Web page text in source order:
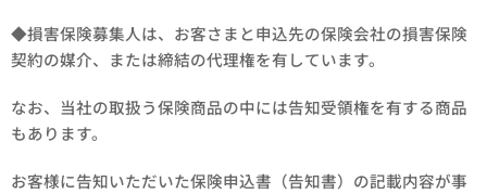
◆損害保険募集人は、お客さまと申込先の保険会社の損害保険
契約の媒介、または締結の代理権を有しています。
なお、当社の取扱う保険商品の中には告知受領権を有する商品
もあります。
お客様に告知いただいた保険申込書（告知書）の記載内容が事